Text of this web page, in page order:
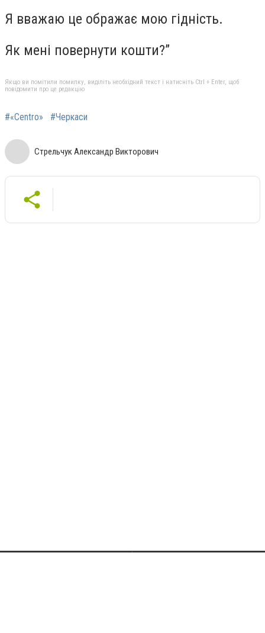
Я вважаю це ображає мою гідність.
Як мені повернути кошти?”
Якщо ви помітили помилку, виділіть необхідний текст і натисніть Ctrl + Enter, щоб
повідомити про це редакцію
#«Centro» #Черкаси
Стрельчук Александр Викторович